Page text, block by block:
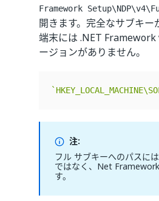
Framework
開きます。完全なサブキー
端末には .NET
ージョンがありません。
`
注:
フル サブキーへのパスに
ではなく、Net
す。